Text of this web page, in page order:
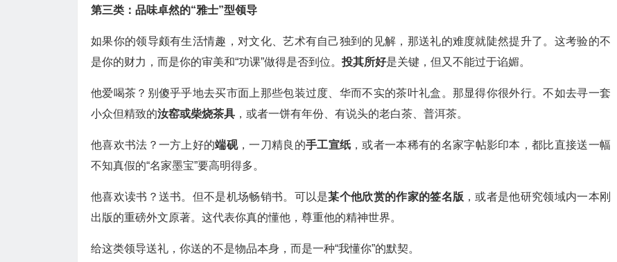
第三类：品味卓然的“雅士”型领导
如果你的领导颇有生活情趣，对文化、艺术有自己独到的见解，那送礼的难度就陡然提升了。这考验的不
是你的财力，而是你的审美和“功课”做得是否到位。 投其所好是关键，但又不能过于谄媚。
他爱喝茶？别傻乎乎地去买市面上那些包装过度、华而不实的茶叶礼盒。那显得你很外行。不如去寻一套
小众但精致的汝窑或柴烧茶具 ，或者一饼有年份、有说头的老白茶、普洱茶。
他喜欢书法？一方上好的端砚，一刀精良的手工宣纸 ，或者一本稀有的名家字帖影印本，都比直接送一幅
不知真假的“名家墨宝”要高明得多。
他喜欢读书？送书。但不是机场畅销书。可以是某个他欣赏的作家的签名版 ，或者是他研究领域内一本刚
出版的重磅外文原著。这代表你真的懂他，尊重他的精神世界。
给这类领导送礼，你送的不是物品本身，而是一种“我懂你”的默契。